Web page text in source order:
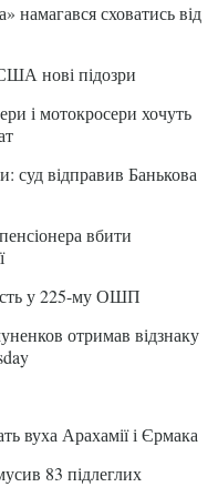
намагався сховатись від
нові підозри
і мотокросери хочуть
суд відправив Банькова
вбити
у 225-му ОШП
отримав відзнаку
вуха Арахамії і Єрмака
83 підлеглих